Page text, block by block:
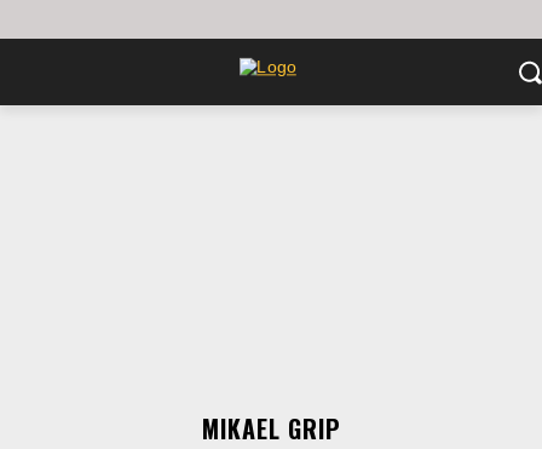
MIKAEL GRIP